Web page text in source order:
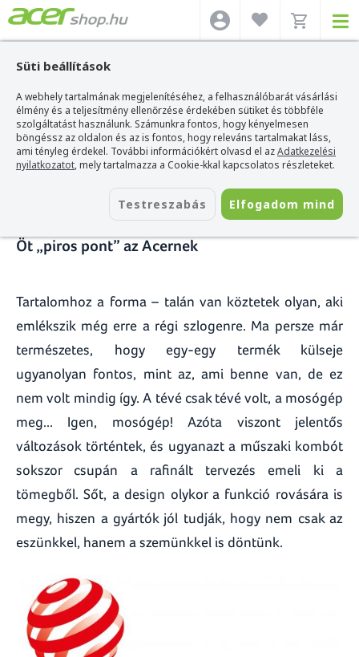
Süti beállítások
A webhely tartalmának megjelenítéséhez, a felhasználóbarát vásárlási
élmény és a teljesítmény ellenőrzése érdekében sütiket és többféle
szolgáltatást használunk. Számunkra fontos, hogy kényelmesen
böngéssz az oldalon és az is fontos, hogy releváns tartalmakat láss,
ami tényleg érdekel. További információkért olvasd el azAdatkezelési
nyilatkozatot, mely tartalmazza a Cookie-kkal kapcsolatos részleteket.
Testreszabás Elfogadom mind
Acer webshop>Hírek>Öt „piros pont” az Acernek
Öt „piros pont” az Acernek
2015. április 15.
Öt „piros pont” az Acernek
Tartalomhoz a forma – talán van köztetek olyan, aki
emlékszik még erre a régi szlogenre. Ma persze már
természetes, hogy egy-egy termék külseje
ugyanolyan fontos, mint az, ami benne van, de ez
nem volt mindig így. A tévé csak tévé volt, a mosógép
meg... Igen, mosógép! Azóta viszont jelentős
változások történtek, és ugyanazt a műszaki kombót
sokszor csupán a rafinált tervezés emeli ki a
tömegből. Sőt, a design olykor a funkció rovására is
megy, hiszen a gyártók jól tudják, hogy nem csak az
eszünkkel, hanem a szemünkkel is döntünk.